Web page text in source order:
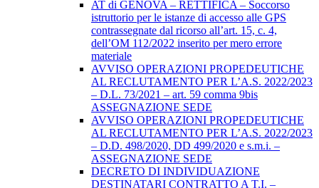
AT di GENOVA – RETTIFICA – Soccorso
istruttorio per le istanze di accesso alle GPS
contrassegnate dal ricorso all’art. 15, c. 4,
dell’OM 112/2022 inserito per mero errore
materiale
AVVISO OPERAZIONI PROPEDEUTICHE
AL RECLUTAMENTO PER L’A.S. 2022/2023
– D.L. 73/2021 – art. 59 comma 9bis
ASSEGNAZIONE SEDE
AVVISO OPERAZIONI PROPEDEUTICHE
AL RECLUTAMENTO PER L’A.S. 2022/2023
– D.D. 498/2020, DD 499/2020 e s.m.i. –
ASSEGNAZIONE SEDE
DECRETO DI INDIVIDUAZIONE
DESTINATARI CONTRATTO A T.I. –